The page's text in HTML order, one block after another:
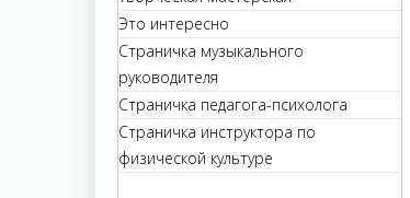
Это интересно
Страничка музыкального
руководителя
Страничка педагога-психолога
Страничка инструктора по
физической культуре